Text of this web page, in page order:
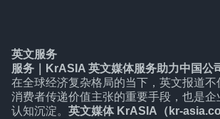
英文服务
服务
KrASIA 英文媒体服务助力中国公
在全球经济复杂格局的当下，英文报道不
消费者传递价值主张的重要手段，也是企
认知沉淀。 英文媒体 KrASIA（kr-